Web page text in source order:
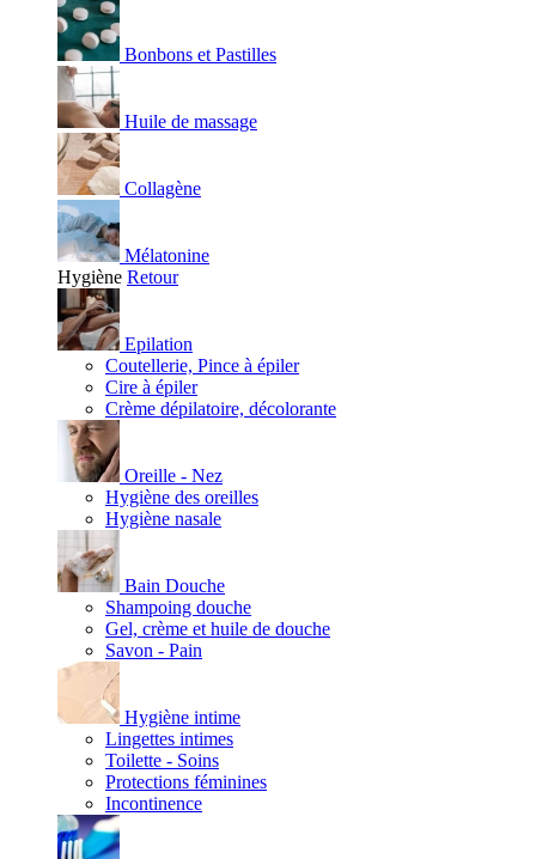
Bonbons et Pastilles
Huile de massage
Collagène
Mélatonine
Hygiène Retour
Epilation
Coutellerie, Pince à épiler
Cire à épiler
Crème dépilatoire, décolorante
Oreille - Nez
Hygiène des oreilles
Hygiène nasale
Bain Douche
Shampoing douche
Gel, crème et huile de douche
Savon - Pain
Hygiène intime
Lingettes intimes
Toilette - Soins
Protections féminines
Incontinence